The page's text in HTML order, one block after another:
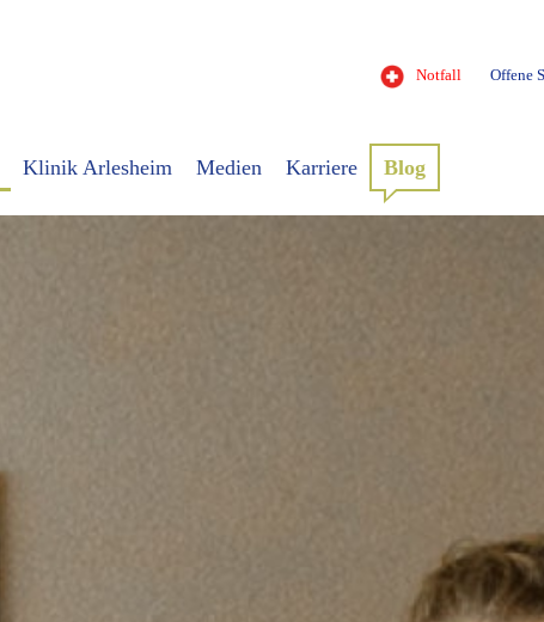
Notfall Offene
Klinik Arlesheim Medien Karriere Blog